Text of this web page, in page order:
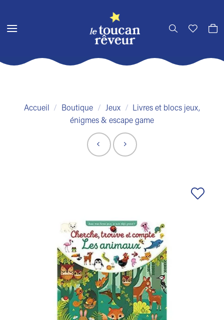
contenu
Accueil / Boutique / Jeux /
Livres et blocs jeux,
énigmes & escape game